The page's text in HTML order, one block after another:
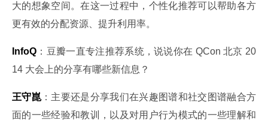
大的想象空间。在这一过程中，个性化推荐可以帮助各方
更有效的分配资源、提升利用率。
InfoQ ：豆瓣一直专注推荐系统，说说你在 QCon 北京 20
14 大会上的分享有哪些新信息？
王守崑：主要还是分享我们在兴趣图谱和社交图谱融合方
面的一些经验和教训，以及对用户行为模式的一些理解和